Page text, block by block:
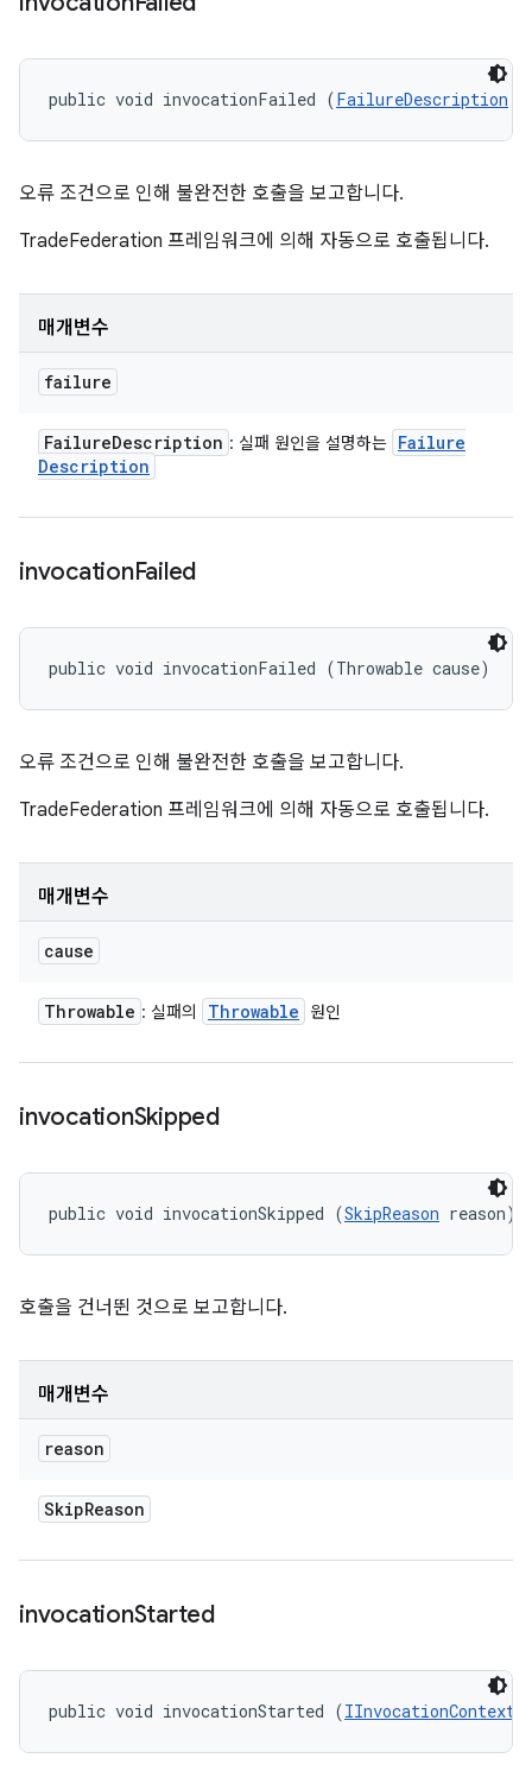
public void invocationFailed (FailureDescription
오류 조건으로 인해 불완전한 호출을 보고합니다.
TradeFederation 프레임워크에 의해 자동으로 호출됩니다.
매개변수
failure
FailureDescription : 실패 원인을 설명하는 Failure
Description
invocationFailed
public void invocationFailed (Throwable cause)
오류 조건으로 인해 불완전한 호출을 보고합니다.
TradeFederation 프레임워크에 의해 자동으로 호출됩니다.
매개변수
cause
Throwable : 실패의 Throwable 원인
invocationSkipped
public void invocationSkipped (SkipReason reason)
호출을 건너뛴 것으로 보고합니다.
매개변수
reason
SkipReason
invocationStarted
public void invocationStarted (IInvocationContext